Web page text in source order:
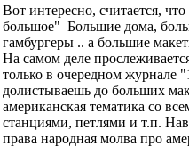
Вот интересно, считается,
большое" Большие дома,
гамбургеры .. а большие
На самом деле
только в очередном журнале
долистываешь до больших
американская тематика со
станциями, петлями и т.п.
права народная молва про